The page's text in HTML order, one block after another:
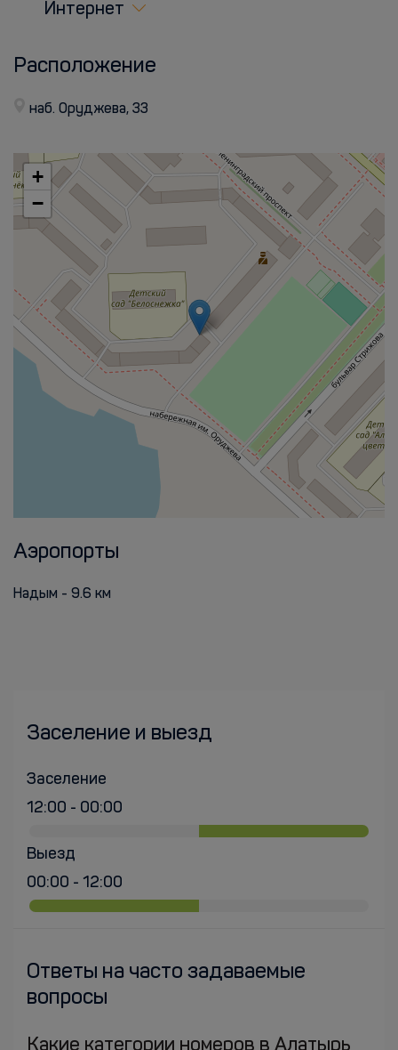
Интернет
Расположение
наб. Оруджева, 33
+
−
Аэропорты
Надым - 9.6 км
Заселение и выезд
Заселение
12:00 - 00:00
Выезд
00:00 - 12:00
Ответы на часто задаваемые
вопросы
Какие категории номеров в Алатырь